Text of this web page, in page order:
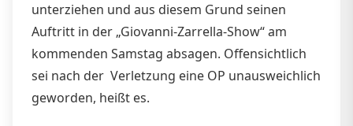
unterziehen und aus diesem Grund seinen
Auftritt in der „Giovanni-Zarrella-Show“ am
kommenden Samstag absagen. Offensichtlich
sei nach der Verletzung eine OP unausweichlich
geworden, heißt es.